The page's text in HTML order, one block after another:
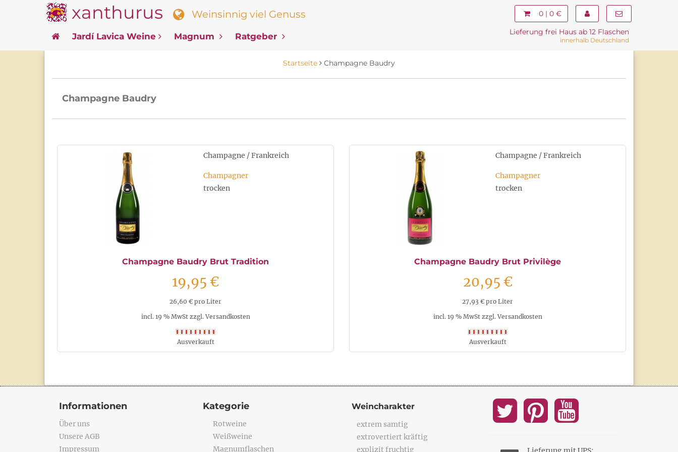
xanthurus Weinsinnig viel Genuss 0 | 0 €
Jardí Lavica Weine Magnum Ratgeber Lieferung frei Haus ab 12 Flaschen
innerhalb Deutschland
Startseite Champagne Baudry
Champagne Baudry
Champagne / Frankreich
Champagner
trocken
Champagne Baudry Brut Tradition
19,95 €
26,60 € pro Liter
incl. 19 % MwSt zzgl. Versandkosten
Ausverkauft
Champagne / Frankreich
Champagner
trocken
Champagne Baudry Brut Privilège
20,95 €
27,93 € pro Liter
incl. 19 % MwSt zzgl. Versandkosten
Ausverkauft
Informationen
Über uns
Unsere AGB
Impressum
Kategorie
Rotweine
Weißweine
Magnumflaschen
Weincharakter
extrem samtig
extrovertiert kräftig
explizit fruchtig